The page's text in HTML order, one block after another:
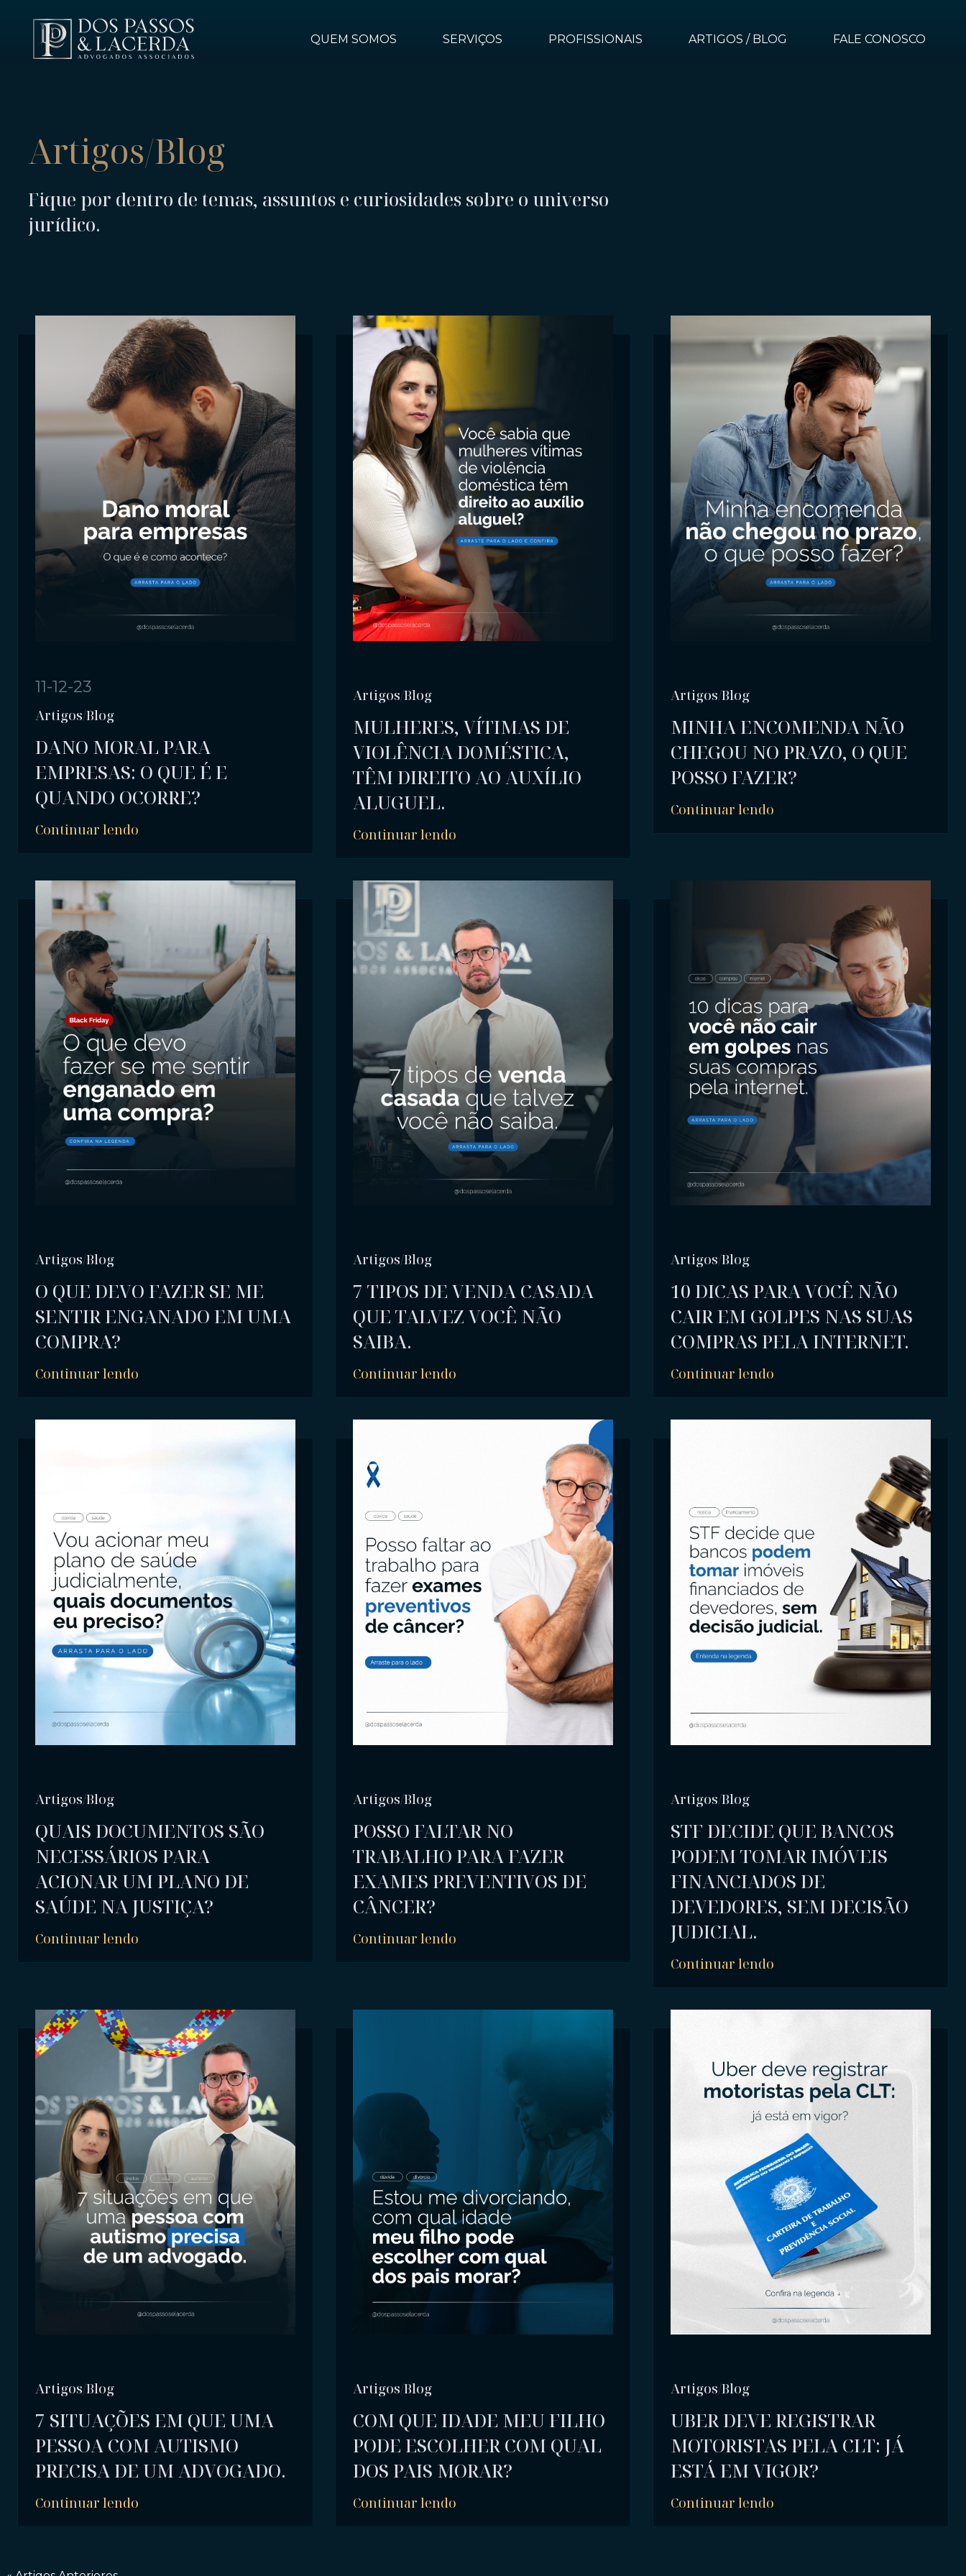
QUEM SOMOS SERVIÇOS PROFISSIONAIS ARTIGOS / BLOG FALE CONOSCO
SERVIÇOS
PROFISSIONAIS
Artigos/Blog
Fique por dentro de temas, assuntos e curiosidades sobre o universo
jurídico.
11-12-23
Artigos/Blog
DANO MORAL PARA
EMPRESAS: O QUE É E
QUANDO OCORRE?
Continuar lendo
Artigos/Blog
MULHERES, VÍTIMAS DE
VIOLÊNCIA DOMÉSTICA,
TÊM DIREITO AO AUXÍLIO
ALUGUEL.
Continuar lendo
Artigos/Blog
MINHA ENCOMENDA NÃO
CHEGOU NO PRAZO, O QUE
POSSO FAZER?
Continuar lendo
Artigos/Blog
O QUE DEVO FAZER SE ME
SENTIR ENGANADO EM UMA
COMPRA?
Continuar lendo
Artigos/Blog
7 TIPOS DE VENDA CASADA
QUE TALVEZ VOCÊ NÃO
SAIBA.
Continuar lendo
Artigos/Blog
10 DICAS PARA VOCÊ NÃO
CAIR EM GOLPES NAS SUAS
COMPRAS PELA INTERNET.
Continuar lendo
Artigos/Blog
QUAIS DOCUMENTOS SÃO
NECESSÁRIOS PARA
ACIONAR UM PLANO DE
SAÚDE NA JUSTIÇA?
Continuar lendo
Artigos/Blog
POSSO FALTAR NO
TRABALHO PARA FAZER
EXAMES PREVENTIVOS DE
CÂNCER?
Continuar lendo
Artigos/Blog
STF DECIDE QUE BANCOS
PODEM TOMAR IMÓVEIS
FINANCIADOS DE
DEVEDORES, SEM DECISÃO
JUDICIAL.
Continuar lendo
Artigos/Blog
7 SITUAÇÕES EM QUE UMA
PESSOA COM AUTISMO
PRECISA DE UM ADVOGADO.
Continuar lendo
Artigos/Blog
COM QUE IDADE MEU FILHO
PODE ESCOLHER COM QUAL
DOS PAIS MORAR?
Continuar lendo
Artigos/Blog
UBER DEVE REGISTRAR
MOTORISTAS PELA CLT: JÁ
ESTÁ EM VIGOR?
Continuar lendo